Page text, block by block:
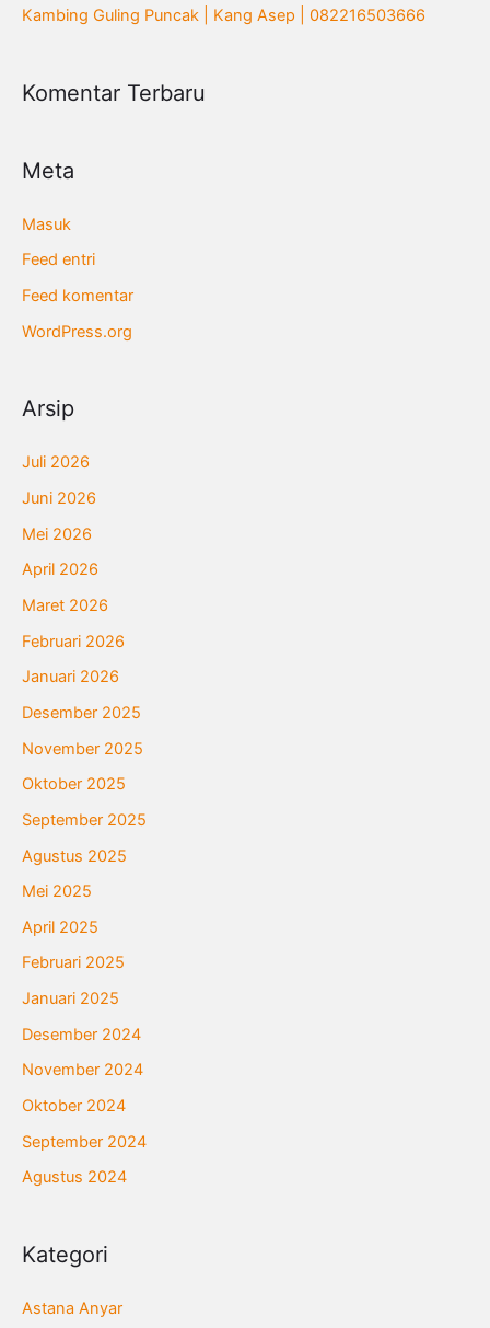
:Kambing Guling Puncak | Kang Asep | 082216503666
Komentar Terbaru
Meta
Masuk
Feed entri
Feed komentar
WordPress.org
Arsip
Juli 2026
Juni 2026
Mei 2026
April 2026
Maret 2026
Februari 2026
Januari 2026
Desember 2025
November 2025
Oktober 2025
September 2025
Agustus 2025
Mei 2025
April 2025
Februari 2025
Januari 2025
Desember 2024
November 2024
Oktober 2024
September 2024
Agustus 2024
Kategori
Astana Anyar